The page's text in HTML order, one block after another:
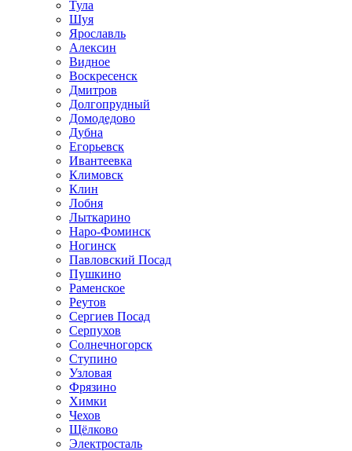
Тула
Шуя
Ярославль
Алексин
Видное
Воскресенск
Дмитров
Долгопрудный
Домодедово
Дубна
Егорьевск
Ивантеевка
Климовск
Клин
Лобня
Лыткарино
Наро-Фоминск
Ногинск
Павловский Посад
Пушкино
Раменское
Реутов
Сергиев Посад
Серпухов
Солнечногорск
Ступино
Узловая
Фрязино
Химки
Чехов
Щёлково
Электросталь